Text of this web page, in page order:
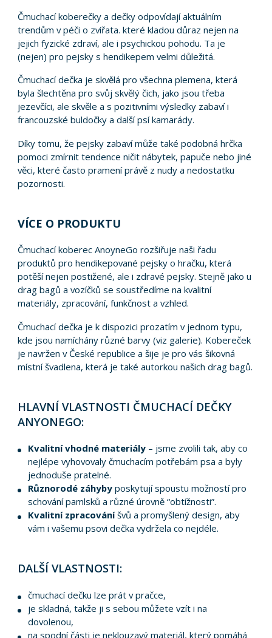
Čmuchací koberečky a dečky odpovídají aktuálním
trendům v péči o zvířata. které kladou důraz nejen na
jejich fyzické zdraví, ale i psychickou pohodu. Ta je
(nejen) pro pejsky s hendikepem velmi důležitá.
Čmuchací dečka je skvělá pro všechna plemena, která
byla šlechtěna pro svůj skvělý čich, jako jsou třeba
jezevčíci, ale skvěle a s pozitivními výsledky zabaví i
francouzské buldočky a další psí kamarády.
Díky tomu, že pejsky zabaví může také podobná hrčka
pomoci zmírnit tendence ničit nábytek, papuče nebo jiné
věci, které často pramení právě z nudy a nedostatku
pozornosti.
VÍCE O PRODUKTU
Čmuchací koberec AnoyneGo rozšiřuje naši řadu
produktů pro hendikepované pejsky o hračku, která
potěší nejen postižené, ale i zdravé pejsky. Stejně jako u
drag bagů a vozíčků se soustředíme na kvalitní
materiály, zpracování, funkčnost a vzhled.
Čmuchací dečka je k dispozici prozatím v jednom typu,
kde jsou namíchány různé barvy (viz galerie). Kobereček
je navržen v České republice a šije je pro vás šikovná
místní švadlena, která je také autorkou našich drag bagů.
HLAVNÍ VLASTNOSTI ČMUCHACÍ DEČKY
ANYONEGO:
Kvalitní vhodné materiály – jsme zvolili tak, aby co
nejlépe vyhovovaly čmuchacím potřebám psa a byly
jednoduše pratelné.
Různorodé záhyby poskytují spoustu možností pro
schování pamlsků a různé úrovně “obtížnosti”.
Kvalitní zpracováníšvů a promyšlený design, aby
vám i vašemu psovi dečka vydržela co nejdéle.
DALŠÍ VLASTNOSTI:
čmuchací dečku lze prát v pračce,
je skladná, takže ji s sebou můžete vzít i na
dovolenou,
na spodní části je neklouzavý materiál, který pomáhá